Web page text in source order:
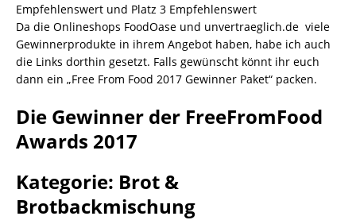
Empfehlenswert und Platz 3 Empfehlenswert
Da die Onlineshops FoodOase und unvertraeglich.de viele
Gewinnerprodukte in ihrem Angebot haben, habe ich auch
die Links dorthin gesetzt. Falls gewünscht könnt ihr euch
dann ein „Free From Food 2017 Gewinner Paket“ packen.
Die Gewinner der FreeFromFood
Awards 2017
Kategorie: Brot &
Brotbackmischung